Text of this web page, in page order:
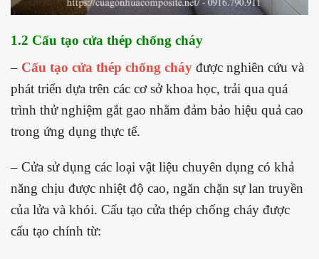
1.2 Cấu tạo cửa thép chống cháy
– Cấu tạo cửa thép chống cháy được nghiên cứu và
phát triển dựa trên các cơ sở khoa học, trải qua quá
trình thử nghiệm gắt gao nhằm đảm bảo hiệu quả cao
trong ứng dụng thực tế.
– Cửa sử dụng các loại vật liệu chuyên dụng có khả
năng chịu được nhiệt độ cao, ngăn chặn sự lan truyền
của lửa và khói. Cấu tạo cửa thép chống cháy được
cấu tạo chính từ: